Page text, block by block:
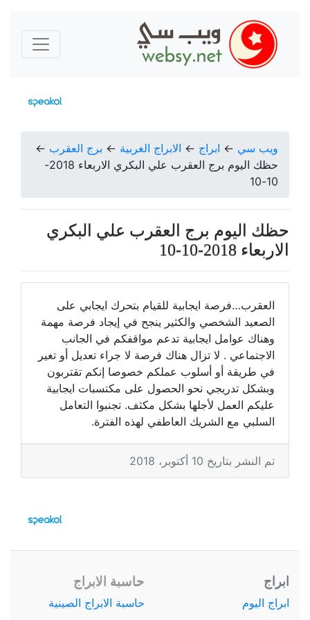
ويب سي ← ابراج ← الابراج الغربية ← برج العقرب ←
حظك اليوم برج العقرب علي البكري الاربعاء 2018-
10-10
حظك اليوم برج العقرب علي البكري
الاربعاء 2018-10-10
العقرب…فرصة ايجابية للقيام بتحرك ايجابي على
الصعيد الشخصي والكثير ينجح في إيجاد فرصة مهمة
وهناك عوامل ايجابية تدعم مواقفكم في الجانب
الاجتماعي . لا تزال هناك فرصة لا جراء تعديل أو تغير
في طريقة أو أسلوب عملكم خصوصا إنكم تقتربون
وبشكل تدريجي نحو الحصول على مكتسبات ايجابية
عليكم العمل لأجلها بشكل مكثف. تجنبوا التعامل
السلبي مع الشريك العاطفي لهذه الفترة.
تم النشر بتاريخ 10 أكتوبر، 2018
ابراج
ابراج اليوم
حاسبة الابراج
حاسبة الابراج الصينية